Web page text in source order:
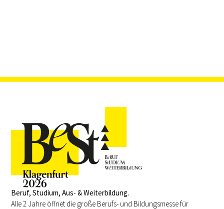
Beruf, Studium, Aus- & Weiterbildung.
Alle 2 Jahre öffnet die große Berufs- und Bildungsmesse für